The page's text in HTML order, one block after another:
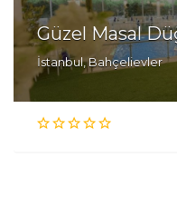
Güzel Masal
İstanbul, Bahçelievler